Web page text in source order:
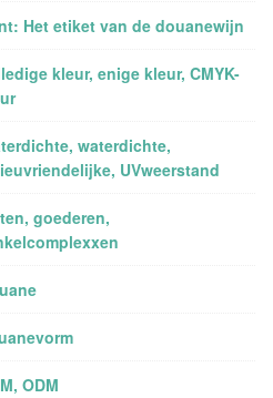
Het etiket van de douanewijn
kleur, enige kleur, CMYK-
waterdichte,
UVweerstand
goederen,
ODM